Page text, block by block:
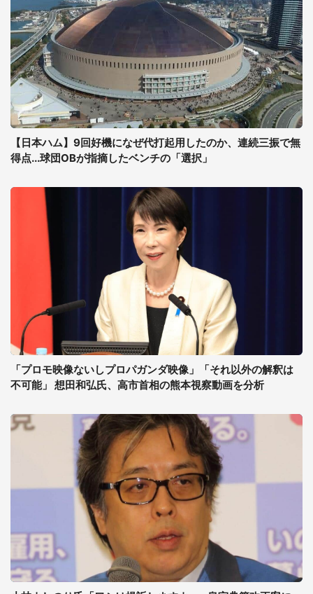
【日本ハム】9回好機になぜ代打起用したのか、連続三振で無
得点...球団OBが指摘したベンチの「選択」
「プロモ映像ないしプロパガンダ映像」「それ以外の解釈は
不可能」 想田和弘氏、高市首相の熊本視察動画を分析